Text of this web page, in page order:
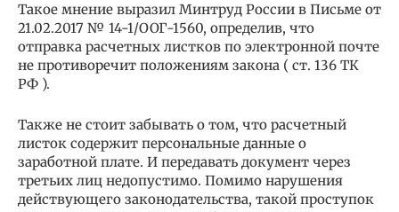
Такое мнение выразил Минтруд России в Письме от
21.02.2017 № 14-1/ООГ-1560, определив, что
отправка расчетных листков по электронной почте
не противоречит положениям закона ( ст. 136 ТК
РФ ).
Также не стоит забывать о том, что расчетный
листок содержит персональные данные о
заработной плате. И передавать документ через
третьих лиц недопустимо. Помимо нарушения
действующего законодательства, такой проступок